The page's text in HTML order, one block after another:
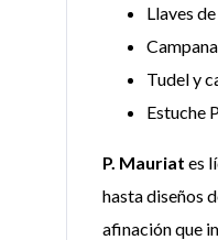
Llaves
Tudel y
Estuche
P. Mauriat es
hasta diseños
afinación que